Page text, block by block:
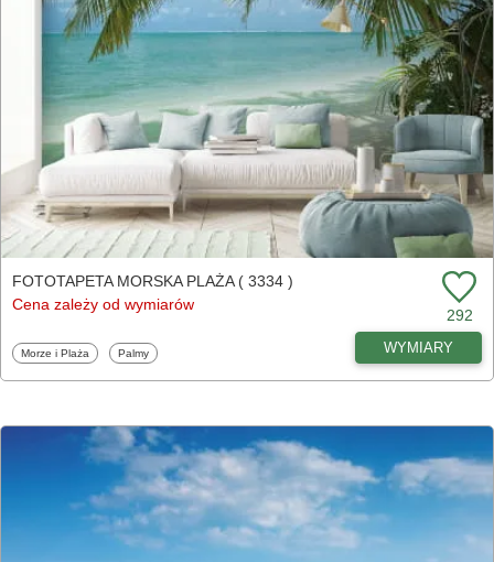
FOTOTAPETA MORSKA PLAŻA ( 3334 )
Cena zależy od wymiarów
292
Fototapety
Morze i Plaża Fototapety
Palmy WYMIARY